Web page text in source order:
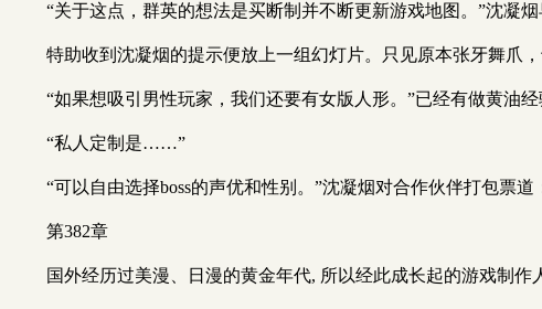
“关于这点，群英的想法是买断制并不断更新游戏地图。”沈凝
特助收到沈凝烟的提示便放上一组幻灯片。只见原本张牙舞爪
“如果想吸引男性玩家，我们还要有女版人形。”已经有做黄油
“私人定制是……”
“可以自由选择boss的声优和性别。”沈凝烟对合作伙伴打包票
第382章
国外经历过美漫、日漫的黄金年代, 所以经此成长起的游戏制作